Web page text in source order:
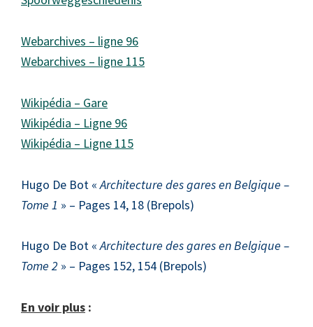
Webarchives – ligne 96
Webarchives – ligne 115
Wikipédia – Gare
Wikipédia – Ligne 96
Wikipédia – Ligne 115
Hugo De Bot «Architecture des gares en Belgique –
Tome 1 » – Pages 14, 18 (Brepols)
Hugo De Bot «Architecture des gares en Belgique –
Tome 2 » – Pages 152, 154 (Brepols)
En voir plus :